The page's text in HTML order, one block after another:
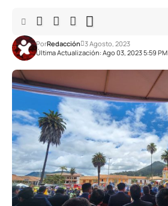
Última Actualización: Ago 03, 2023 5:59 PM
PorRedacción 3 Agosto, 2023